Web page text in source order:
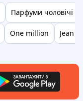
Парфуми чоловічі
One million Jean